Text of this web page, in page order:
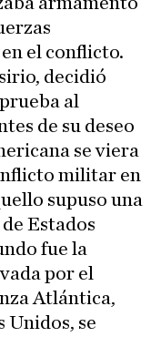
el conflicto.
decidió
al
de su deseo
se viera
militar en
supuso una
Estados
fue la
por el
Atlántica,
Unidos, se